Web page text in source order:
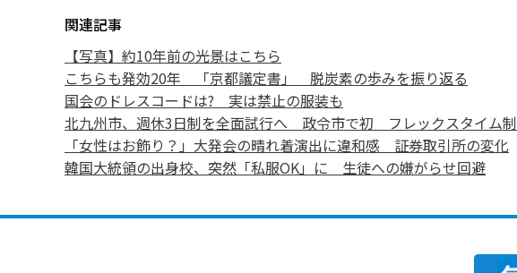
関連記事
【写真】約10年前の光景はこちら
こちらも発効20年 「京都議定書」 脱炭素の歩みを振り返る
国会のドレスコードは? 実は禁止の服装も
北九州市、週休3日制を全面試行へ 政令市で初 フレックスタイム制
「女性はお飾り？」大発会の晴れ着演出に違和感 証券取引所の変化
韓国大統領の出身校、突然「私服OK」に 生徒への嫌がらせ回避